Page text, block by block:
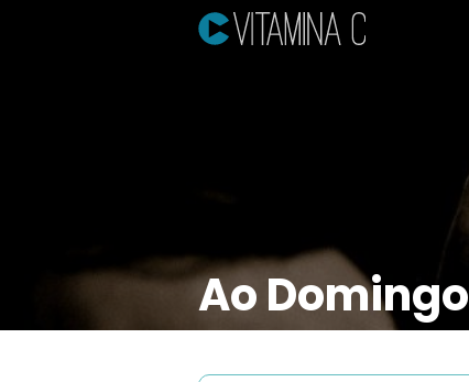
Ao Domingo